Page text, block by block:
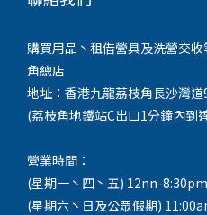
購買用品丶租借營具及洗營交
角總店
地址：香港九龍荔枝角長沙灣
(荔枝角地鐵站C出口1分鐘內到
營業時間：
(星期一丶四丶五) 12nn-8:30pm
(星期六丶日及公眾假期)